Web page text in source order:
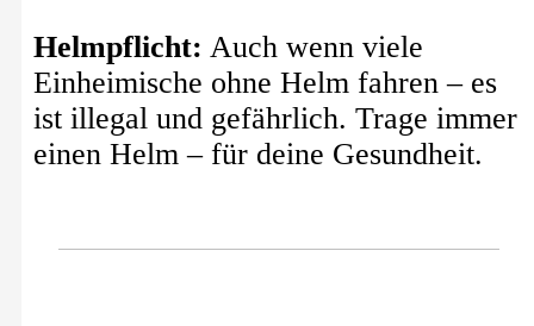
Helmpflicht: Auch wenn viele
Einheimische ohne Helm fahren – es
ist illegal und gefährlich. Trage immer
einen Helm – für deine Gesundheit.